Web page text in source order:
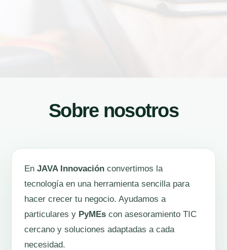
Sobre nosotros
EnJAVA Innovación convertimos la
tecnología en una herramienta sencilla para
hacer crecer tu negocio. Ayudamos a
particulares y PyMEs con asesoramiento TIC
cercano y soluciones adaptadas a cada
necesidad.